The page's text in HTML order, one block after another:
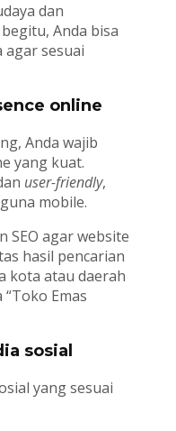
dan
Anda bisa
agar sesuai
online
Anda wajib
yang kuat.
user-friendly,
mobile.
SEO agar website
hasil pencarian
kota atau daerah
Emas
sosial
yang sesuai